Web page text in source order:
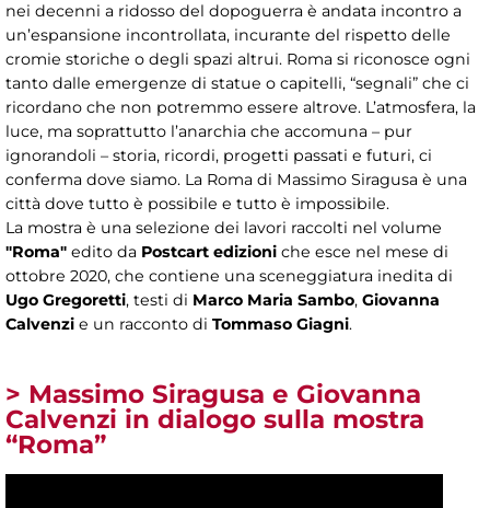
nei decenni a ridosso del dopoguerra è andata incontro a
un’espansione incontrollata, incurante del rispetto delle
cromie storiche o degli spazi altrui. Roma si riconosce ogni
tanto dalle emergenze di statue o capitelli, “segnali” che ci
ricordano che non potremmo essere altrove. L’atmosfera, la
luce, ma soprattutto l’anarchia che accomuna – pur
ignorandoli – storia, ricordi, progetti passati e futuri, ci
conferma dove siamo. La Roma di Massimo Siragusa è una
città dove tutto è possibile e tutto è impossibile.
La mostra è una selezione dei lavori raccolti nel volume
"Roma" edito da Postcart edizioni che esce nel mese di
ottobre 2020, che contiene una sceneggiatura inedita di
Ugo Gregoretti, testi di Marco Maria Sambo, Giovanna
Calvenzi e un racconto di Tommaso Giagni.
> Massimo Siragusa e Giovanna
Calvenzi in dialogo sulla mostra
“Roma”